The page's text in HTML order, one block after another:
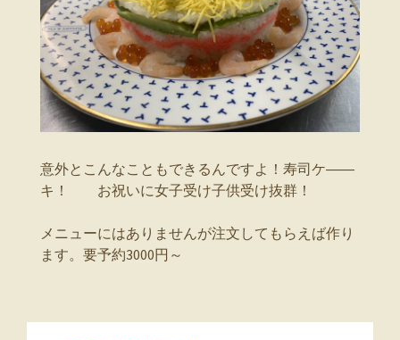
意外とこんなこともできるんですよ！寿司ケ――
キ！ お祝いに女子受け子供受け抜群！
メニューにはありませんが注文してもらえば作り
ます。要予約3000円～